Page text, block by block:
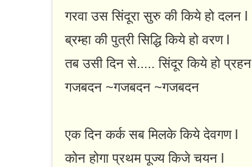
गरवा उस सिंदूरा सुरु की किये हो दलन l
ब्रम्हा की पुत्री सिद्धि किये हो वरण l
तब उसी दिन से..... सिंदूर किये हो प्रहन
गजबदन ~गजबदन ~गजबदन
एक दिन कर्क सब मिलके किये देवगण l
कोन होगा प्रथम पूज्य किजे चयन l